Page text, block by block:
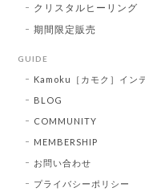
クリスタルヒーリング
期間限定販売
GUIDE
Kamoku［カモク］イン
BLOG
COMMUNITY
MEMBERSHIP
お問い合わせ
プライバシーポリシー